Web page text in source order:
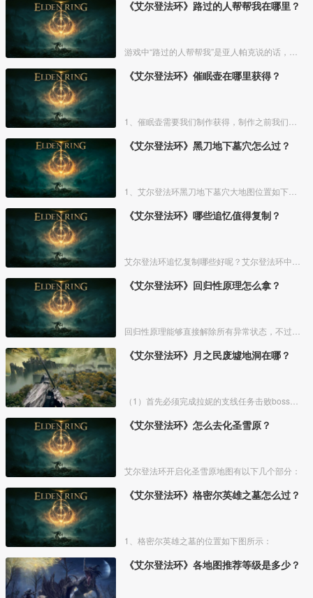
《艾尔登法环》路过的人帮帮我在哪里？
《艾尔登法环》催眠壶在哪里获得？
《艾尔登法环》黑刀地下墓穴怎么过？
《艾尔登法环》哪些追忆值得复制？
《艾尔登法环》回归性原理怎么拿？
《艾尔登法环》月之民废墟地洞在哪？
《艾尔登法环》怎么去化圣雪原？
艾尔登法环开启化圣雪原地图有以下几个部分：
《艾尔登法环》格密尔英雄之墓怎么过？
1、格密尔英雄之墓的位置如下图所示：
《艾尔登法环》各地图推荐等级是多少？